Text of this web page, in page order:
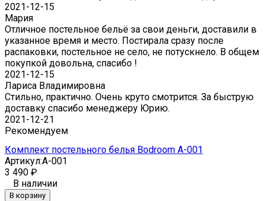
2021-12-15
Мария
Отличное постельное бельё за свои деньги, доставили в
указанное время и место. Постирала сразу после
распаковки, постельное не село, не потускнело. В общем
покупкой довольна, спасибо !
2021-12-15
Лариса Владимировна
Стильно, практично. Очень круто смотрится. За быструю
доставку спасибо менеджеру Юрию.
2021-12-21
Рекомендуем
Комплект постельного белья Bodroom A-001
Артикул:A-001
3 490 ₽
В наличии
В корзину